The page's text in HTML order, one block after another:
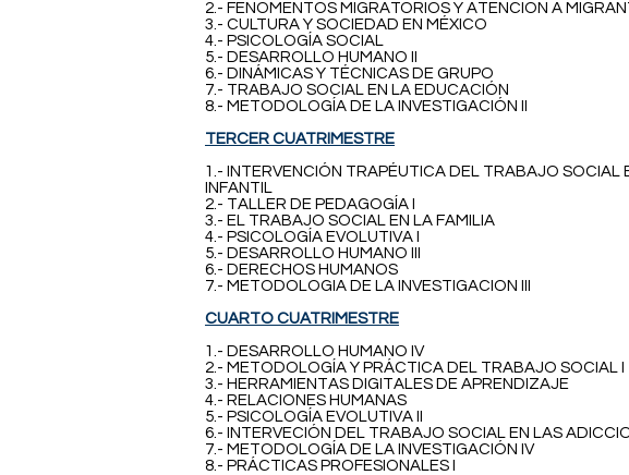
2.- FENOMENTOS MIGRATORIOS Y ATENCION A
3.- CULTURA Y SOCIEDAD EN MÉXICO
4.- PSICOLOGÍA SOCIAL
5.- DESARROLLO HUMANO II
6.- DINÁMICAS Y TÉCNICAS DE GRUPO
7.- TRABAJO SOCIAL EN LA EDUCACIÓN
8.- METODOLOGÍA DE LA INVESTIGACIÓN II
TERCER CUATRIMESTRE
1.- INTERVENCIÓN TRAPÉUTICA DEL TRABAJO SOCIAL
INFANTIL
2.- TALLER DE PEDAGOGÍA I
3.- EL TRABAJO SOCIAL EN LA FAMILIA
4.- PSICOLOGÍA EVOLUTIVA I
5.- DESARROLLO HUMANO III
6.- DERECHOS HUMANOS
7.- METODOLOGIA DE LA INVESTIGACION III
CUARTO CUATRIMESTRE
1.- DESARROLLO HUMANO IV
2.- METODOLOGÍA Y PRÁCTICA DEL TRABAJO SOCIAL I
3.- HERRAMIENTAS DIGITALES DE APRENDIZAJE
4.- RELACIONES HUMANAS
5.- PSICOLOGÍA EVOLUTIVA II
6.- INTERVECIÓN DEL TRABAJO SOCIAL EN LAS
7.- METODOLOGÍA DE LA INVESTIGACIÓN IV
8.- PRÁCTICAS PROFESIONALES I